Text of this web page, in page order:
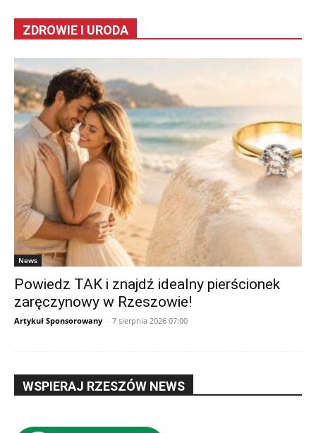
ZDROWIE I URODA
News
Powiedz TAK i znajdź idealny pierścionek
zaręczynowy w Rzeszowie!
Artykuł Sponsorowany - 7 sierpnia 2026 07:00
WSPIERAJ RZESZÓW NEWS